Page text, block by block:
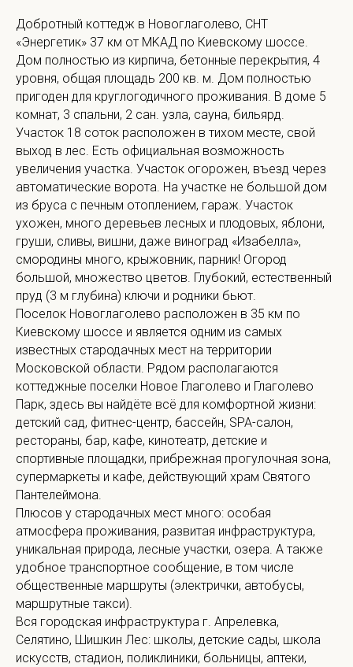
Добротный коттедж в Новоглаголевo, СНТ
«Энергетик» 37 км от MKAД по Киевскому шоссе.
Дом полностью из кирпича, бетонные перекрытия, 4
уровня, общая площадь 200 кв. м. Дом полностью
пригоден для круглогодичного проживания. В доме 5
комнат, 3 спальни, 2 сан. узла, сауна, бильярд.
Участок 18 соток расположен в тихом месте, свой
выход в лес. Есть официальная возможность
увеличения участка. Участок огорожен, въезд через
автоматические ворота. На участке не большой дом
из бруса с печным отоплением, гараж. Участок
ухожен, много деревьев лесных и плодовых, яблони,
груши, сливы, вишни, даже виноград «Изабелла»,
смородины много, крыжовник, парник! Огород
большой, множество цветов. Глубокий, естественный
пруд (3 м глубина) ключи и родники бьют.
Поселок Новоглаголево расположен в 35 км по
Киевскому шоссе и является одним из самых
известных стародачных мест на территории
Московской области. Рядом располагаются
коттеджные поселки Новое Глаголево и Глаголево
Парк, здесь вы найдёте всё для комфортной жизни:
детский сад, фитнес-центр, бассейн, SРА-салон,
рестораны, бар, кафе, кинотеатр, детские и
спортивные площадки, прибрежная прогулочная зона,
супермаркеты и кафе, действующий храм Святого
Пантелеймона.
Плюсов у стародачных мест много: особая
атмосфера проживания, развитая инфраструктура,
уникальная природа, лесные участки, озера. А также
удобное транспортное сообщение, в том числе
общественные маршруты (электрички, автобусы,
маршрутные такси).
Вся городская инфраструктура г. Апрелевка,
Селятино, Шишкин Лес: школы, детские сады, школа
искусств, стадион, поликлиники, больницы, аптеки,